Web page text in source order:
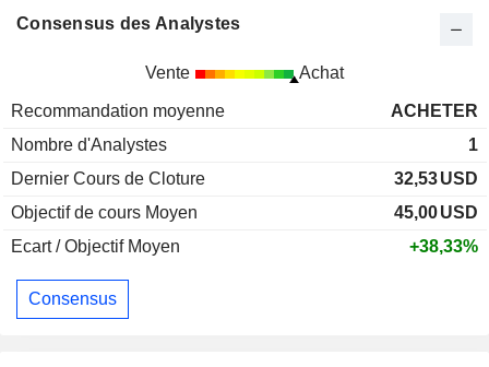
Consensus des Analystes
Vente Achat
Recommandation moyenne
ACHETER
Nombre d'Analystes
1
Dernier Cours de Cloture
32,53USD
Objectif de cours Moyen
45,00USD
Ecart / Objectif Moyen
+38,33%
Consensus